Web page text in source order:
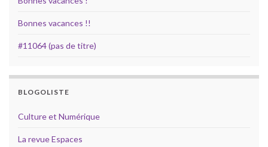
Bonnes vacances !!
#11064 (pas de titre)
BLOGOLISTE
Culture et Numérique
La revue Espaces